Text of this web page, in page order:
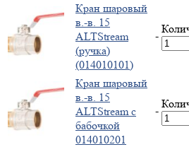
Кран шаровый
в.-в. 15
ALTStream
(ручка)
(014010101)
-
Кран шаровый
в.-в. 15
ALTStream с
бабочкой
014010201
-